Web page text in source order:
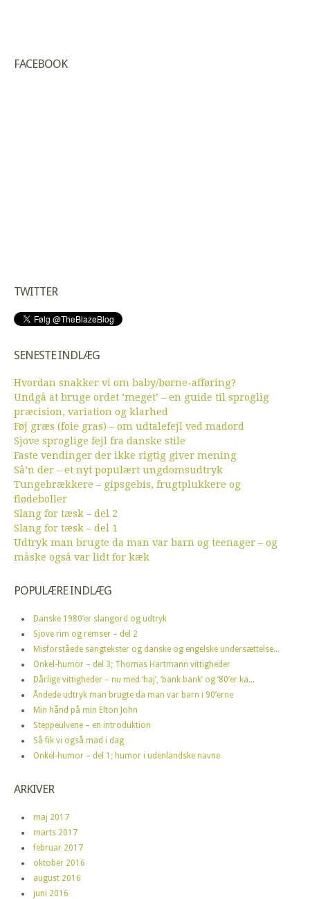
FACEBOOK
TWITTER
SENESTE INDLÆG
Hvordan snakker vi om baby/børne-afføring?
Undgå at bruge ordet ’meget’ – en guide til sproglig
præcision, variation og klarhed
Føj græs (foie gras) – om udtalefejl ved madord
Sjove sproglige fejl fra danske stile
Faste vendinger der ikke rigtig giver mening
Så’n der – et nyt populært ungdomsudtryk
Tungebrækkere – gipsgebis, frugtplukkere og
flødeboller
Slang for tæsk – del 2
Slang for tæsk – del 1
Udtryk man brugte da man var barn og teenager – og
måske også var lidt for kæk
POPULÆRE INDLÆG
Danske 1980’er slangord og udtryk
Sjove rim og remser – del 2
Misforståede sangtekster og danske og engelske undersættelse...
Onkel-humor – del 3; Thomas Hartmann vittigheder
Dårlige vittigheder – nu med ‘haj’, ‘bank bank’ og ’80’er ka...
Åndede udtryk man brugte da man var barn i 90’erne
Min hånd på min Elton John
Steppeulvene – en introduktion
Så fik vi også mad i dag
Onkel-humor – del 1; humor i udenlandske navne
ARKIVER
maj 2017
marts 2017
februar 2017
oktober 2016
august 2016
juni 2016